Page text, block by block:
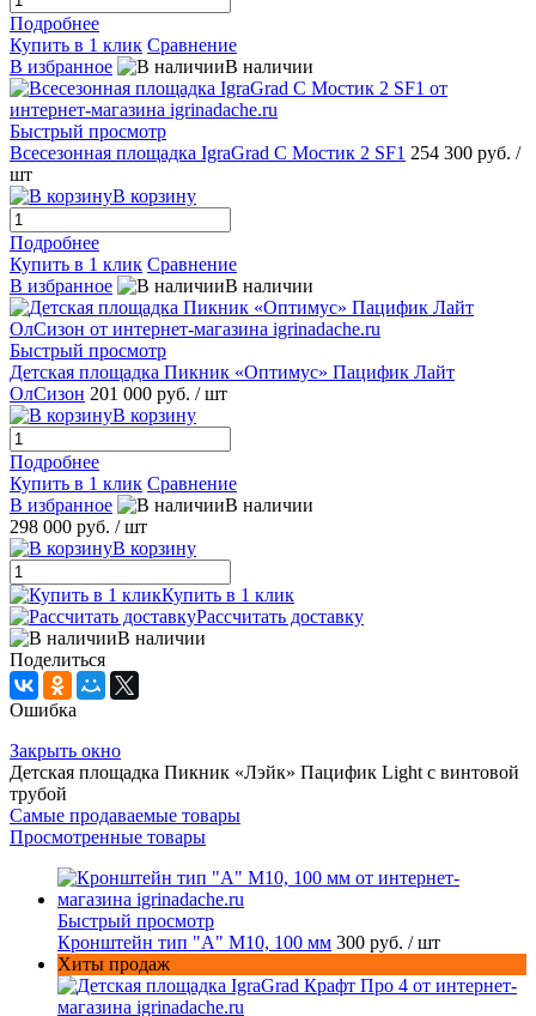
Подробнее
Купить в 1 клик Сравнение
В избранное
В наличии
Быстрый просмотр
Всесезонная площадка IgraGrad С Мостик 2 SF1 254 300 руб. /
шт
В корзину
Подробнее
Купить в 1 клик Сравнение
В избранное
В наличии
Быстрый просмотр
Детская площадка Пикник «Оптимус» Пацифик Лайт
ОлСизон 201 000 руб. / шт
В корзину
Подробнее
Купить в 1 клик Сравнение
В избранное
В наличии
298 000 руб. / шт
В корзину
Купить в 1 клик
Рассчитать доставку
В наличии
Поделиться
Ошибка
Закрыть окно
Детская площадка Пикник «Лэйк» Пацифик Light с винтовой
трубой
Самые продаваемые товары
Просмотренные товары
Быстрый просмотр
Кронштейн тип "A" M10, 100 мм 300 руб. / шт
Хиты продаж